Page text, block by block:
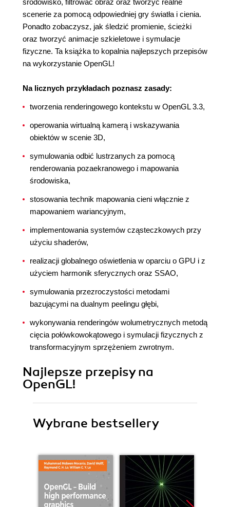
środowisko, filtrować obraz oraz tworzyć realne
scenerie za pomocą odpowiedniej gry światła i cienia.
Ponadto zobaczysz, jak śledzić promienie, ścieżki
oraz tworzyć animacje szkieletowe i symulacje
fizyczne. Ta książka to kopalnia najlepszych przepisów
na wykorzystanie OpenGL!
Na licznych przykładach poznasz zasady:
tworzenia renderingowego kontekstu w OpenGL 3.3,
operowania wirtualną kamerą i wskazywania
obiektów w scenie 3D,
symulowania odbić lustrzanych za pomocą
renderowania pozaekranowego i mapowania
środowiska,
stosowania technik mapowania cieni włącznie z
mapowaniem wariancyjnym,
implementowania systemów cząsteczkowych przy
użyciu shaderów,
realizacji globalnego oświetlenia w oparciu o GPU i z
użyciem harmonik sferycznych oraz SSAO,
symulowania przezroczystości metodami
bazującymi na dualnym peelingu głębi,
wykonywania renderingów wolumetrycznych metodą
cięcia połówkowokątowego i symulacji fizycznych z
transformacyjnym sprzężeniem zwrotnym.
Najlepsze przepisy na
OpenGL!
Wybrane bestsellery